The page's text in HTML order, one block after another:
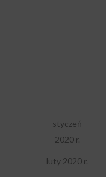
styczeń
2020 r.
luty 2020 r.